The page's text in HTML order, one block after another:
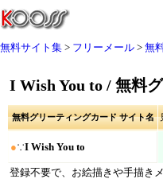
無料サイト集 フリーメール 無
I Wish You to / 無料
無料グリーティングカード サイト名
●∵I Wish You to
登録不要で、お絵描きや手描き